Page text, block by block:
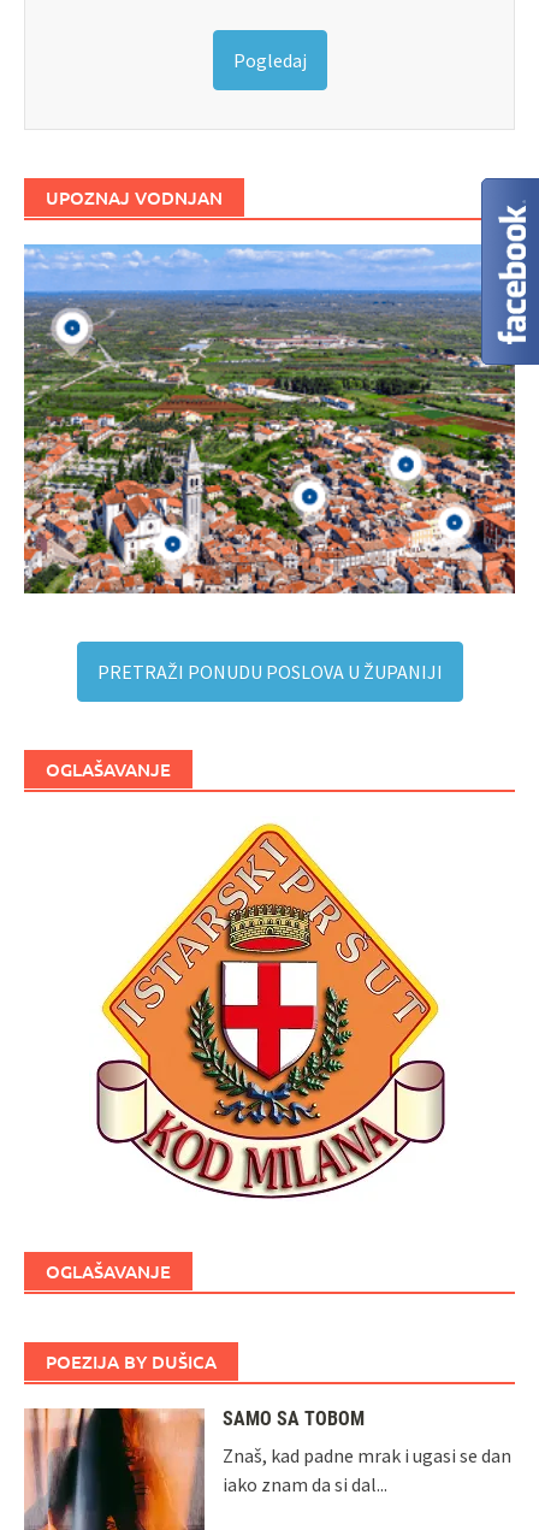
Pogledaj
UPOZNAJ VODNJAN
PRETRAŽI PONUDU POSLOVA U ŽUPANIJI
OGLAŠAVANJE
OGLAŠAVANJE
POEZIJA BY DUŠICA
SAMO SA TOBOM
Znaš, kad padne mrak i ugasi se dan
iako znam da si dal...